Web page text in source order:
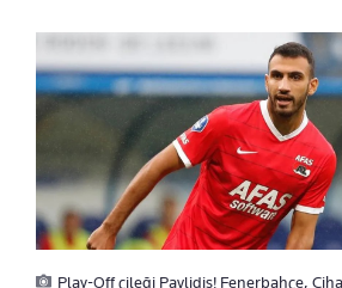
Play-Off çileği Pavlidis! Fenerbahçe,